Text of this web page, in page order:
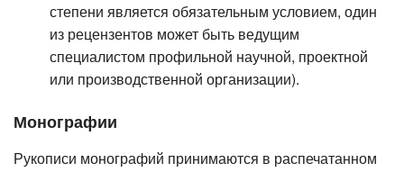
степени является обязательным условием, один
из рецензентов может быть ведущим
специалистом профильной научной, проектной
или производственной организации).
Монографии
Рукописи монографий принимаются в распечатанном